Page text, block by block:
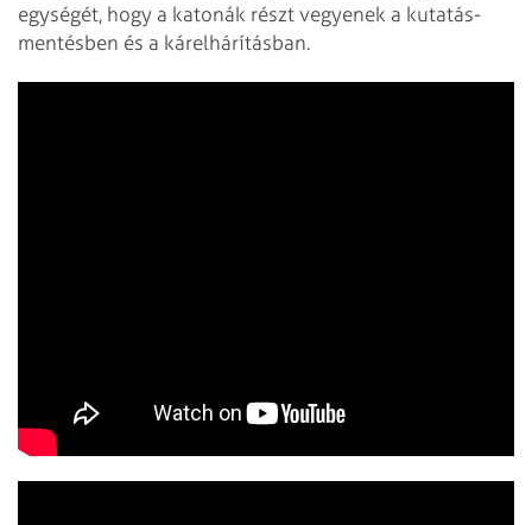
egységét, hogy a katonák részt vegyenek a kutatás-
mentésben és a kárelhárításban.